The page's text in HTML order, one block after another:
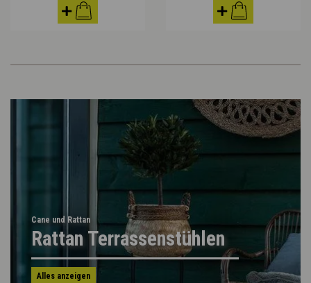
Cane und Rattan
Rattan Terrassenstühlen
Alles anzeigen